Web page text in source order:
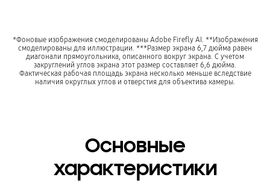
*Фоновые изображения смоделированы Adobe Firefly AI. **Изображения
смоделированы для иллюстрации. ***Размер экрана 6,7 дюйма равен
диагонали прямоугольника, описанного вокруг экрана. С учетом
закруглений углов экрана этот размер составляет 6,6 дюйма.
Фактическая рабочая площадь экрана несколько меньше вследствие
наличия округлых углов и отверстия для объектива камеры.
Основные
характеристики